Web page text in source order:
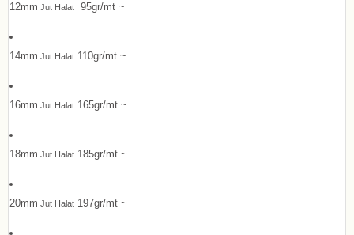
12mm Jut Halat 95gr/mt ~
14mm Jut Halat 110gr/mt ~
16mm Jut Halat 165gr/mt ~
18mm Jut Halat 185gr/mt ~
20mm Jut Halat 197gr/mt ~